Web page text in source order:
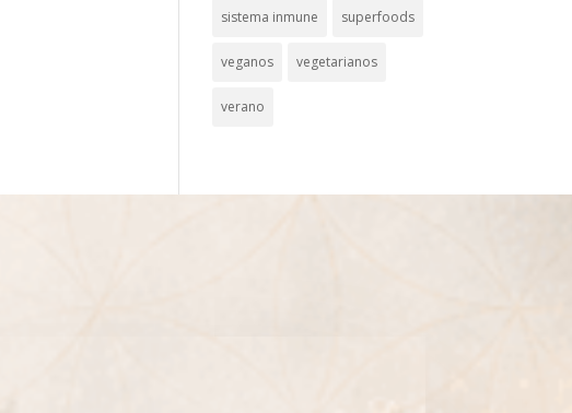
sistema inmune superfoods
veganos vegetarianos
verano